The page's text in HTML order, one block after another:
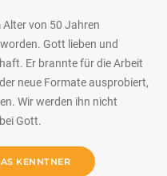
von 50 Jahren
Gott lieben und
Er brannte für die Arbeit
neue Formate ausprobiert,
Wir werden ihn nicht
Gott.
KENNTNER